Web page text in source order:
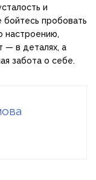
и
пробовать
настроению,
— в деталях, а
забота о себе.